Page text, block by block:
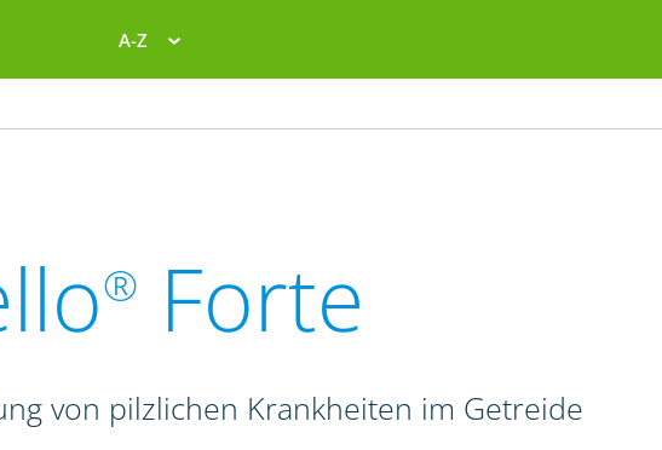
A-Z
® Forte
von pilzlichen Krankheiten im Getreide